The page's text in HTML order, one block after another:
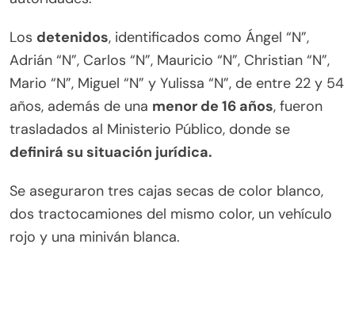
Los detenidos, identificados como Ángel “N”,
Adrián “N”, Carlos “N”, Mauricio “N”, Christian “N”,
Mario “N”, Miguel “N” y Yulissa “N”, de entre 22 y 54
años, además de una menor de 16 años, fueron
trasladados al Ministerio Público, donde se
definirá su situación jurídica.
Se aseguraron tres cajas secas de color blanco,
dos tractocamiones del mismo color, un vehículo
rojo y una miniván blanca.